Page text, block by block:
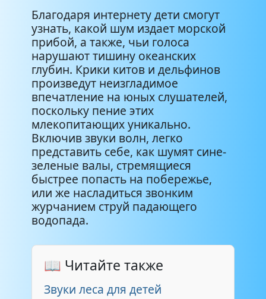
Благодаря интернету дети смогут
узнать, какой шум издает морской
прибой, а также, чьи голоса
нарушают тишину океанских
глубин. Крики китов и дельфинов
произведут неизгладимое
впечатление на юных слушателей,
поскольку пение этих
млекопитающих уникально.
Включив звуки волн, легко
представить себе, как шумят сине-
зеленые валы, стремящиеся
быстрее попасть на побережье,
или же насладиться звонким
журчанием струй падающего
водопада.
📖 Читайте также
Звуки леса для детей